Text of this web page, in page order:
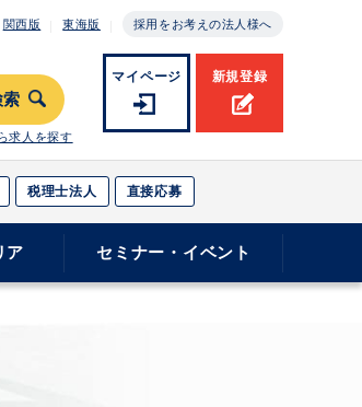
関西版 東海版 採用をお考えの法人様へ
求人を探す
マイページ 新規登録
税理士法人 直接応募
ア セミナー・イベント